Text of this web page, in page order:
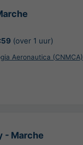
(over 1 uur)
Aeronautica (CNMCA)
- Marche